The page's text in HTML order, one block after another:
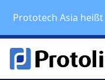
Prototech Asia